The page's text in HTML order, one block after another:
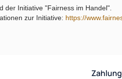
der Initiative "Fairness im Handel".
zur Initiative: https://